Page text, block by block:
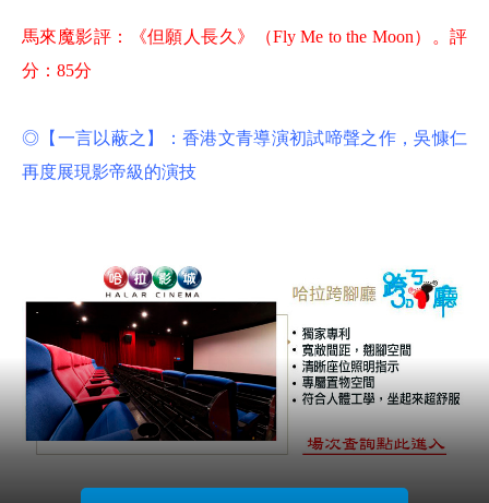
馬來魔影評：《但願人長久》（Fly Me to the Moon）。評
分：85分
◎【一言以蔽之】：香港文青導演初試啼聲之作，吳慷仁
再度展現影帝級的演技